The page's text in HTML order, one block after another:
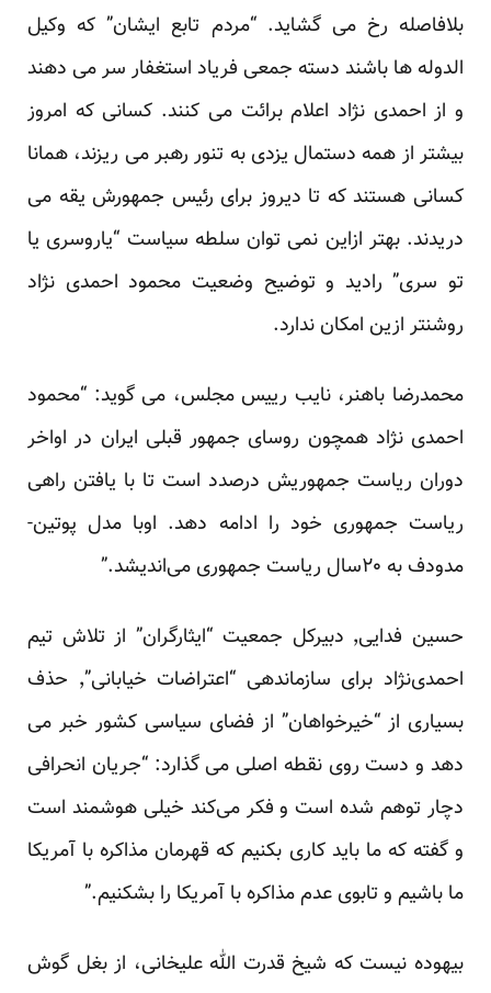
بلافاصله رخ می گشاید. “مردم تابع ایشان” که وکیل
الدوله ها باشند دسته جمعی فریاد استغفار سر می دهند
و از احمدی نژاد اعلام برائت می کنند. کسانی که امروز
بیشتر از همه دستمال یزدی به تنور رهبر می ریزند، همانا
کسانی هستند که تا دیروز برای رئیس جمهورش یقه می
دریدند. بهتر ازاین نمی توان سلطه سیاست “یاروسری یا
تو سری” رادید و توضیح وضعیت محمود احمدی نژاد
روشنتر ازین امکان ندارد.
محمدرضا باهنر، نایب رییس مجلس، می گوید: “محمود
احمدی نژاد همچون روسای جمهور قبلی ایران در اواخر
دوران ریاست جمهوریش درصدد است تا با یافتن راهی
ریاست جمهوری خود را ادامه دهد. اوبا مدل پوتین-
مدودف به ۲۰سال ریاست‌ جمهوری می‌اندیشد.”
حسین فدایی٬ دبیرکل جمعیت “ایثارگران” از تلاش تیم
احمدی‌نژاد برای سازماندهی “اعتراضات خیابانی”٬ حذف
بسیاری از “خیرخواهان” از فضای سیاسی کشور خبر می
دهد و دست روی نقطه اصلی می گذارد: “جریان انحرافی
دچار توهم شده است و فکر می‌کند خیلی هوشمند است
و گفته که ما باید کاری بکنیم که قهرمان مذاکره با آمریکا
ما باشیم و تابوی عدم مذاکره با آمریکا را بشکنیم.”
بیهوده نیست که شیخ قدرت الله علیخانی، از بغل گوش